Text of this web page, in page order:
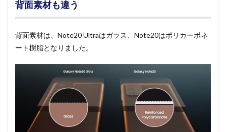
背面素材も違う
背面素材は、Note20 Ultraはガラス、Note20はポリカーボネ
ート樹脂となりました。